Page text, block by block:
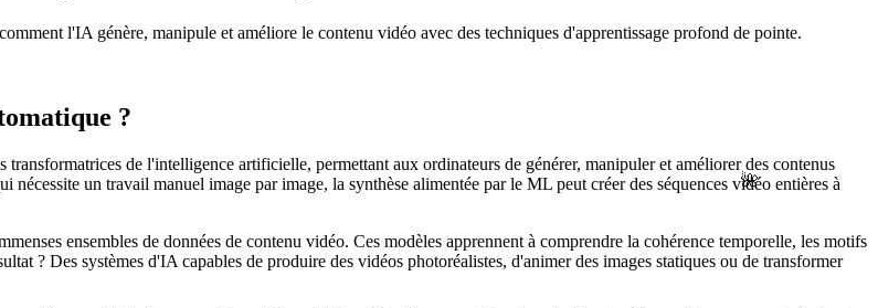
🌺
l'IA génère, manipule et améliore le contenu vidéo avec des techniques d'apprentissage profond de pointe.
?
de l'intelligence artificielle, permettant aux ordinateurs de générer, manipuler et améliorer des contenus
un travail manuel image par image, la synthèse alimentée par le ML peut créer des séquences vidéo entières à
ensembles de données de contenu vidéo. Ces modèles apprennent à comprendre la cohérence temporelle, les motifs
? Des systèmes d'IA capables de produire des vidéos photoréalistes, d'animer des images statiques ou de transformer